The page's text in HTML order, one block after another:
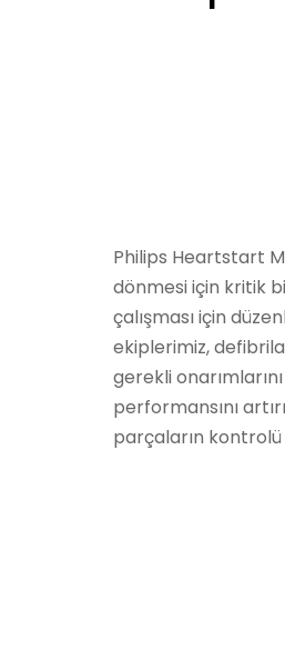
Philips Heartstart
dönmesi için kritik
çalışması için
ekiplerimiz,
gerekli
performansını
parçaların kontrolü